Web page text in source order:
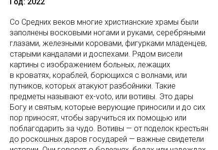
Со Средних веков многие христианские храмы были
заполнены восковыми ногами и руками, серебряными
глазами, железными коровами, фигурками младенцев,
старыми кандалами и доспехами. Рядом висели
картины с изображением больных, лежащих
в кроватях, кораблей, борющихся с волнами, или
путников, которых атакуют разбойники. Такие
предметы называют ex-voto, или вотивы. Это дары
Богу и святым, которые верующие приносили и до сих
пор приносят, чтобы заручиться их помощью или
поблагодарить за чудо. Вотивы — от поделок крестьян
до роскошных даров государей — важные свидетели